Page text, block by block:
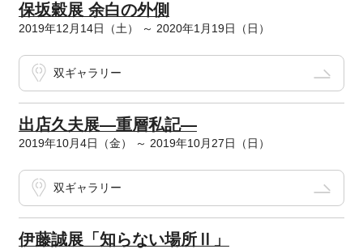
保坂穀展 余白の外側
2019年12月14日（土） ～ 2020年1月19日（日）
双ギャラリー
出店久夫展―重層私記―
2019年10月4日（金） ～ 2019年10月27日（日）
双ギャラリー
伊藤誠展「知らない場所Ⅱ」